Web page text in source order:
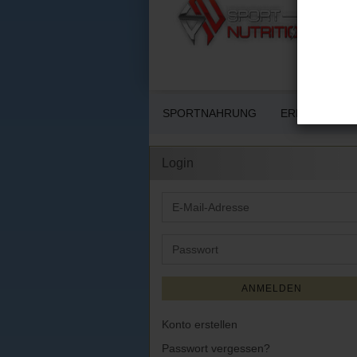
SPORTNAHRUNG ERNÄHRUNG
Login
E-
Passwort
ANMELDEN
Konto erstellen
Passwort vergessen?